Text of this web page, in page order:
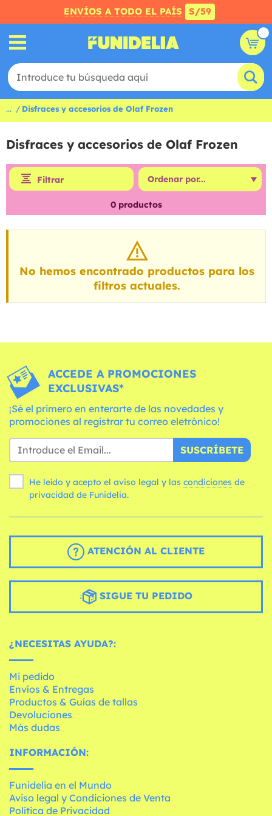
ENVÍOS A TODO EL PAÍS S/59
... Disfraces y accesorios de Olaf Frozen
Disfraces y accesorios de Olaf Frozen
Filtrar
0productos
No hemos encontrado productos para los
filtros actuales.
ACCEDE A PROMOCIONES
EXCLUSIVAS*
¡Sé el primero en enterarte de las novedades y
promociones al registrar tu correo eletrónico!
SUSCRÍBETE
He leído y acepto el aviso legal y las condiciones
privacidad de Funidelia.
ATENCIÓN AL CLIENTE
SIGUE TU PEDIDO
¿NECESITAS AYUDA?:
Mi pedido
Envíos & Entregas
Productos & Guías de tallas
Devoluciones
Más dudas
INFORMACIÓN:
Funidelia en el Mundo
Aviso legal y Condiciones de Venta
Política de Privacidad